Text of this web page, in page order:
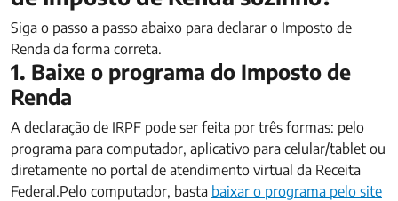
Siga o passo a passo abaixo para declarar o Imposto de
Renda da forma correta.
1. Baixe o programa do Imposto de
Renda
A declaração de IRPF pode ser feita por três formas: pelo
programa para computador, aplicativo para celular/tablet ou
diretamente no portal de atendimento virtual da Receita
Federal.Pelo computador, basta baixar o programa pelo site